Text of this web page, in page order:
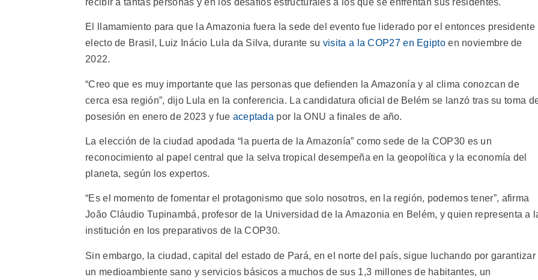
El llamamiento para que la Amazonia fuera la sede del evento fue liderado por el entonces presidente
electo de Brasil, Luiz Inácio Lula da Silva, durante su visita a la COP27 en Egiptoen noviembre de
2022.
“Creo que es muy importante que las personas que defienden la Amazonía y al clima conozcan de
cerca esa región”, dijo Lula en la conferencia. La candidatura oficial de Belém se lanzó tras su toma
posesión en enero de 2023 y fue aceptada por la ONU a finales de año.
La elección de la ciudad apodada “la puerta de la Amazonía” como sede de la COP30 es un
reconocimiento al papel central que la selva tropical desempeña en la geopolítica y la economía del
planeta, según los expertos.
“Es el momento de fomentar el protagonismo que solo nosotros, en la región, podemos tener”, afirma
João Cláudio Tupinambá, profesor de la Universidad de la Amazonia en Belém, y quien representa a
institución en los preparativos de la COP30.
Sin embargo, la ciudad, capital del estado de Pará, en el norte del país, sigue luchando por garantizar
un medioambiente sano y servicios básicos a muchos de sus 1,3 millones de habitantes, un